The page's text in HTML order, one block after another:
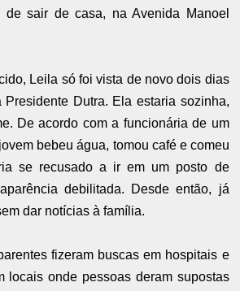
de sair de casa, na Avenida Manoel
Leila só foi vista de novo dois dias
Dutra. Ela estaria sozinha,
De acordo com a funcionária de um
bebeu água, tomou café e comeu
se recusado a ir em um posto de
debilitada. Desde então, já
dar notícias à família.
fizeram buscas em hospitais e
locais onde pessoas deram supostas